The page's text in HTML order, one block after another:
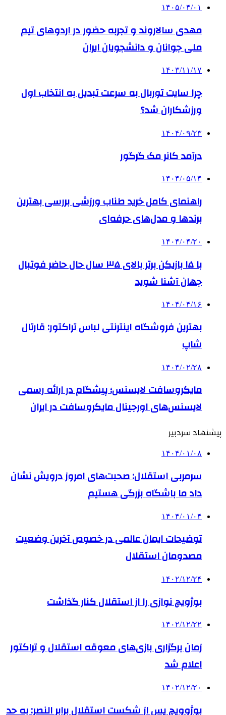
۱۴۰۵/۰۴/۰۱
مهدی سالاروند و تجربه حضور در اردوهای تیم
ملی جوانان و دانشجویان ایران
۱۴۰۳/۱۱/۱۷
چرا سایت توربال به ‌سرعت تبدیل به انتخاب اول
ورزشکاران شد؟
۱۴۰۴/۰۹/۲۳
درآمد کانر مک گرگور
۱۴۰۴/۰۵/۱۴
راهنمای کامل خرید طناب ورزشی بررسی بهترین
برندها و مدل‌های حرفه‌ای
۱۴۰۴/۰۴/۲۰
با ۱۵ بازیکن برتر بالای ۳۵ سال حال حاضر فوتبال
جهان آشنا شوید
۱۴۰۴/۰۴/۱۶
بهترین فروشگاه اینترنتی لباس تراکتور: قارتال
شاپ
۱۴۰۴/۰۲/۲۸
مایکروسافت لایسنس؛ پیشگام در ارائه رسمی
لایسنس‌های اورجینال مایکروسافت در ایران
پیشنهاد سردبیر
۱۴۰۴/۰۱/۰۸
سرمربی استقلال: صحبت‌های امروز درویش نشان
داد ما باشگاه بزرگی هستیم
۱۴۰۴/۰۱/۰۴
توضیحات ایمان عالمی در خصوص آخرین وضعیت
مصدومان استقلال
۱۴۰۲/۱۲/۲۴
بوژویچ نوازی را از استقلال کنار گذاشت
۱۴۰۲/۱۲/۲۲
زمان برگزاری بازی‌های معوقه استقلال و تراکتور
اعلام شد
۱۴۰۲/۱۲/۲۰
بوژوویچ پس از شکست استقلال برابر النصر: به حد